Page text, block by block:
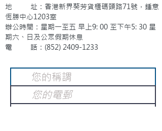
地 址：香港新界葵芳貨櫃碼頭路71號，鍾意
恆勝中心1203室
辦公時間：星期一至五 早上9: 00 至下午5: 30 星
期六、日及公眾假期休息
電 話：(852) 2409-1233